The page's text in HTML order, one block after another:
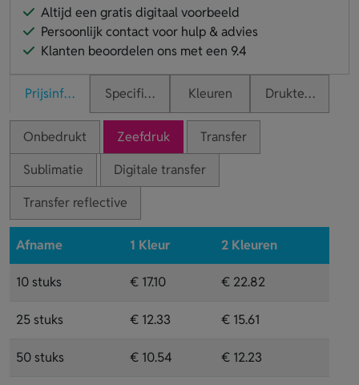
Altijd een gratis digitaal voorbeeld
Persoonlijk contact voor hulp & advies
Klanten beoordelen ons met een 9.4
PrijsinformatieSpecificaties Kleuren Druktechnieken
Onbedrukt Zeefdruk
Transfer
Sublimatie
Digitale transfer
Transfer reflective
Afname 1 Kleur 2 Kleuren
10 stuks € 17.10 € 22.82
25 stuks € 12.33 € 15.61
50 stuks € 10.54 € 12.23